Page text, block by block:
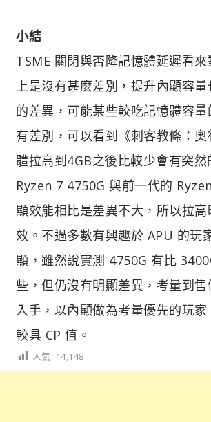
小結
TSME 關閉與否降記憶體延遲看
上是沒有甚麼差別，提升內顯容
的差異，可能某些較吃記憶體容
有差別，可以看到《刺客教條：
體拉高到4GB之後比較少會有突然
Ryzen 7 4750G 與前一代的
顯效能相比是差異不大，所以拉
效。不過多數有興趣於 APU 的玩
顯，雖然說實測 4750G 有比
些，但仍沒有明顯差異，考量到售
入手，以內顯做為考量優先的玩
較具 CP 值。
人氣: 14,148